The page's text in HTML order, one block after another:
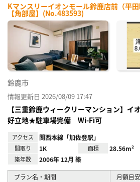
Kマンスリーイオンモール鈴鹿店前（平
【角部屋】(No.483593)
鈴鹿市
情報更新日 2026/08/09 17:47
【三重鈴鹿ウィークリーマンション】イ
好立地★駐車場完備 Wi-Fi可
アクセス 関西本線「加佐登駅」
間取り 1K 面積 28.56m²
築年数 2006年 12月 築
プラン名・期間 月額目安